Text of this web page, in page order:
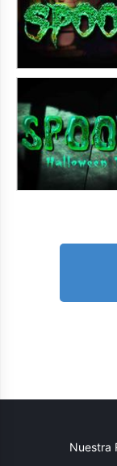
Nuestra